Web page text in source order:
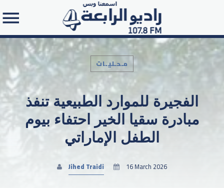
Search in the website:
مـحـليـات
الفجيرة للموارد الطبيعية تنفذ
مبادرة سقيا الخير احتفاء بيوم
الطفل الإماراتي
Jihed Traidi 16 March 2026